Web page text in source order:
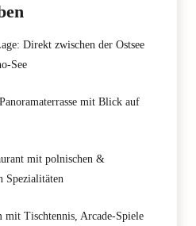
Direkt zwischen der Ostsee
See
mit Blick auf
mit polnischen &
Spezialitäten
mit Tischtennis, Arcade-Spiele